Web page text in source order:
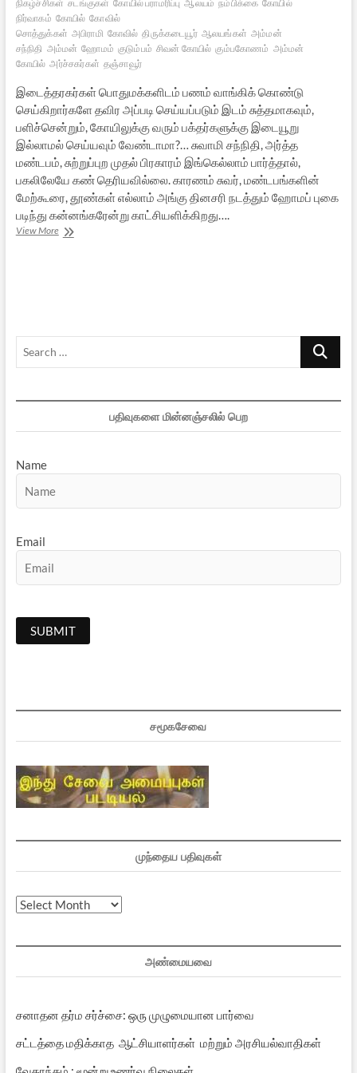
நிகழ்ச்சிகள் சடங்குகள் கோயில் பராமரிப்பு ஆலயம் நம்பிக்கை கோயில்
நிர்வாகம் கோயில் கோவில்
சொத்துக்கள் அபிராமி கோவில் திருக்கடையூர் ஆலயங்கள் அம்மன்
சந்நிதி அம்மன் ஹோமம் குடும்பம் சிவன் கோயில் கும்பகோணம் அம்மன்
கோயில் அர்ச்சகர்கள் தஞ்சாவூர்
இடைத்தரகர்கள் பொதுமக்களிடம் பணம் வாங்கிக் கொண்டு
செய்கிறார்களே தவிர அப்படி செய்யப்படும் இடம் சுத்தமாகவும்,
பளிச்சென்றும், கோயிலுக்கு வரும் பக்தர்களுக்கு இடையூறு
இல்லாமல் செய்யவும் வேண்டாமா?… சுவாமி சந்நிதி, அர்த்த
மண்டபம், சுற்றுப்புற முதல் பிரகாரம் இங்கெல்லாம் பார்த்தால்,
பகலிலேயே கண் தெரியவில்லை. காரணம் சுவர், மண்டபங்களின்
மேற்கூரை, தூண்கள் எல்லாம் அங்கு தினசரி நடத்தும் ஹோமப் புகை
படிந்து கன்னங்கரேன்று காட்சியளிக்கிறது….
View Moreஆலயங்களில்
Search
பதிவுகளை மின்னஞ்சலில் பெற
Name
Email
சமூகசேவை
முந்தைய பதிவுகள்
முந்தைய
அண்மையவை
சனாதன தர்ம சர்ச்சை: ஒரு முழுமையான பார்வை
சட்டத்தை மதிக்காத ஆட்சியாளர்கள் மற்றும் அரசியல்வாதிகள்